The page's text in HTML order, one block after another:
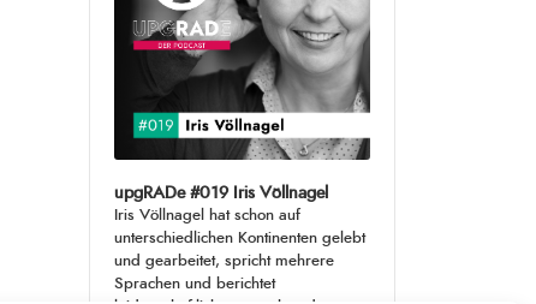
upgRADe #019 Iris Völlnagel
Iris Völlnagel hat schon auf
unterschiedlichen Kontinenten gelebt
und gearbeitet, spricht mehrere
Sprachen und berichtet